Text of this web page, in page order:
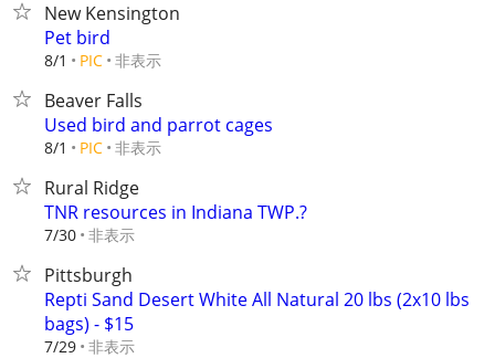
New Kensington
Pet bird
8/1 PIC 非表示
Beaver Falls
Used bird and parrot cages
8/1 PIC 非表示
Rural Ridge
TNR resources in Indiana TWP.?
7/30 非表示
Pittsburgh
Repti Sand Desert White All Natural 20 lbs (2x10 lbs
bags) - $15
7/29 非表示